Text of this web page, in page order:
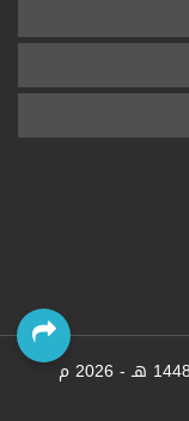
1448 هـ - 2026 م